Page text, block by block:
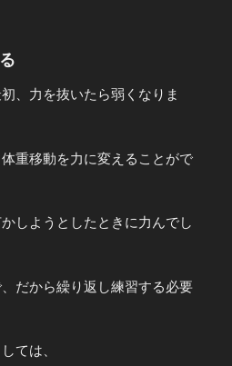
、力を抜いたら弱くなりま
重移動を力に変えることがで
しようとしたときに力んでし
だから繰り返し練習する必要
ては、